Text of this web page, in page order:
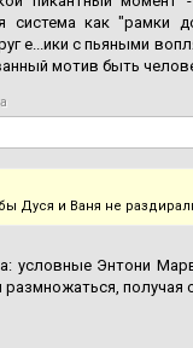
система как "рамки
е...ики с пьяными
мотив быть
Дуся и Ваня не
условные Энтони
размножаться,